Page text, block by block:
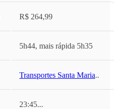
R$ 264,99
5h44, mais rápida 5h35
Transportes Santa Maria...
23:45...